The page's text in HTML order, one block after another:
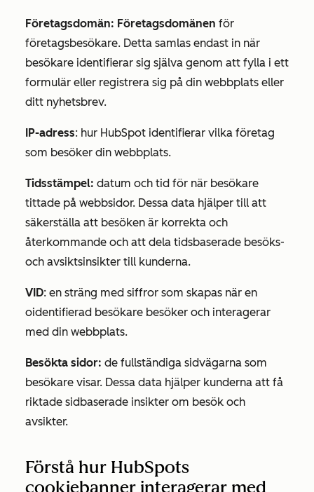
Företagsdomän: Företagsdomänen för
företagsbesökare. Detta samlas endast in när
besökare identifierar sig själva genom att fylla i ett
formulär eller registrera sig på din webbplats eller
ditt nyhetsbrev.
IP-adress: hur HubSpot identifierar vilka företag
som besöker din webbplats.
Tidsstämpel: datum och tid för när besökare
tittade på webbsidor. Dessa data hjälper till att
säkerställa att besöken är korrekta och
återkommande och att dela tidsbaserade besöks-
och avsiktsinsikter till kunderna.
VID: en sträng med siffror som skapas när en
oidentifierad besökare besöker och interagerar
med din webbplats.
Besökta sidor: de fullständiga sidvägarna som
besökare visar. Dessa data hjälper kunderna att få
riktade sidbaserade insikter om besök och
avsikter.
Förstå hur HubSpots
cookiebanner interagerar med